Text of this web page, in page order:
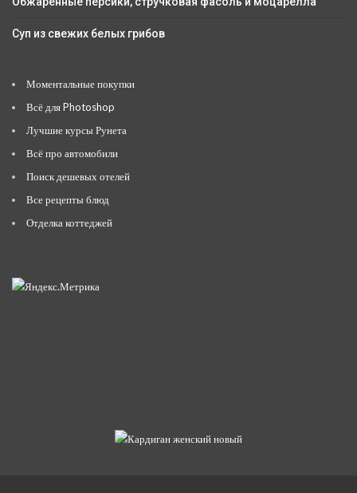
Суп из свежих белых грибов
Моментальные покупки
Всё для Photoshop
Лучшие курсы Рунета
Всё про автомобили
Поиск дешевых отелей
Все рецепты блюд
Отделка коттеджей